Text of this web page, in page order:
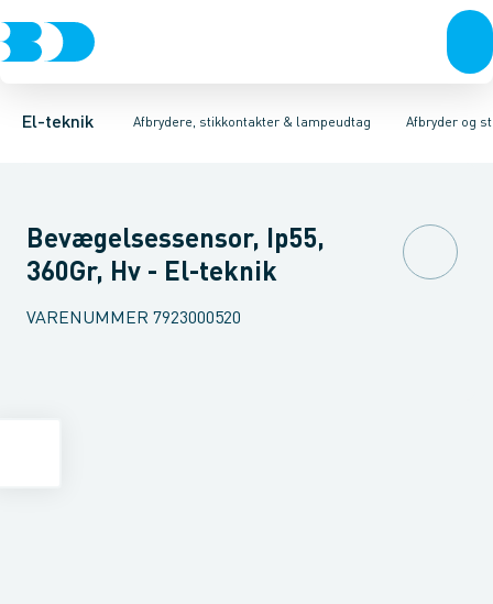
El-teknik Afbrydere, stikkontakter & lampeudtag
Afbrydere, stikkontakter & lampeudtagForgreningsmateriel
Afbryder og
Afbryder og stikdåsemateriel
Afbryder og stikkontakt kombinationInstallationsafbryder
Bevægelsessensor, Ip55,
360Gr, Hv - El-teknik
VARENUMMER 7923000520